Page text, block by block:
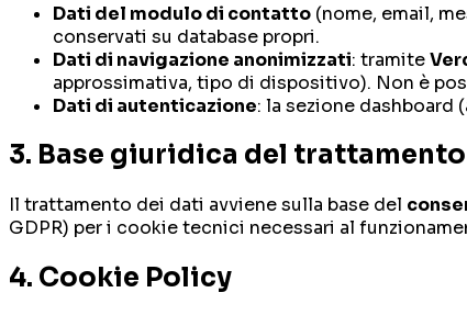
Dati del modulo di contatto (nome, email,
conservati su database propri.
Dati di navigazione anonimizzati: tramite
approssimativa, tipo di dispositivo). Non è
Dati di autenticazione: la sezione
3. Base giuridica del trattamento
Il trattamento dei dati avviene sulla base del
GDPR) per i cookie tecnici necessari al
4. Cookie Policy